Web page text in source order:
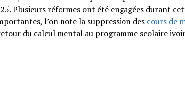
Plusieurs réformes ont été engagées durant
l’on note la suppression des cours de
du calcul mental au programme scolaire